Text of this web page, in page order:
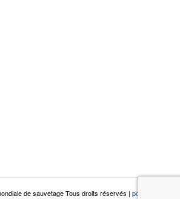
de sauvetage Tous droits réservés | politique